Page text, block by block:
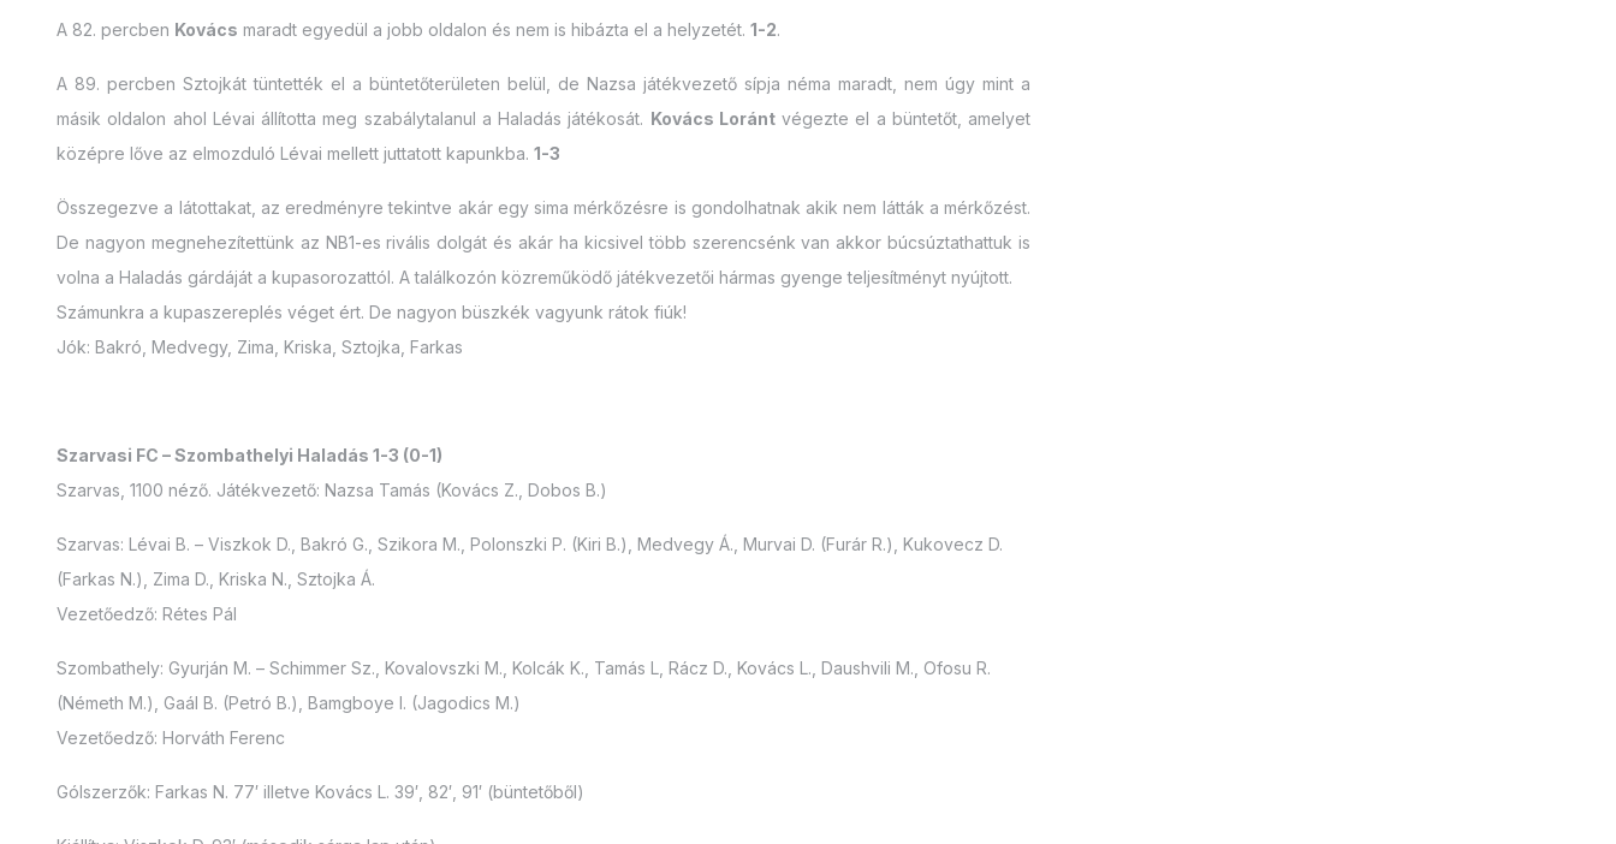
A 82. percben Kovács maradt egyedül a jobb oldalon és nem is hibázta el a helyzetét. 1-2.
A 89. percben Sztojkát tüntették el a büntetőterületen belül, de Nazsa játékvezető sípja néma maradt, nem úgy mint a
másik oldalon ahol Lévai állította meg szabálytalanul a Haladás játékosát. Kovács Lorántvégezte el a büntetőt, amelyet
középre lőve az elmozduló Lévai mellett juttatott kapunkba. 1-3
Összegezve a látottakat, az eredményre tekintve akár egy sima mérkőzésre is gondolhatnak akik nem látták a mérkőzést.
De nagyon megnehezítettünk az NB1-es rivális dolgát és akár ha kicsivel több szerencsénk van akkor búcsúztathattuk is
volna a Haladás gárdáját a kupasorozattól. A találkozón közreműködő játékvezetői hármas gyenge teljesítményt nyújtott.
Számunkra a kupaszereplés véget ért. De nagyon büszkék vagyunk rátok fiúk!
Jók: Bakró, Medvegy, Zima, Kriska, Sztojka, Farkas
Szarvasi FC – Szombathelyi Haladás 1-3 (0-1)
Szarvas, 1100 néző. Játékvezető: Nazsa Tamás (Kovács Z., Dobos B.)
Szarvas: Lévai B. – Viszkok D., Bakró G., Szikora M., Polonszki P. (Kiri B.), Medvegy Á., Murvai D. (Furár R.), Kukovecz D.
(Farkas N.), Zima D., Kriska N., Sztojka Á.
Vezetőedző: Rétes Pál
Szombathely: Gyurján M. – Schimmer Sz., Kovalovszki M., Kolcák K., Tamás L, Rácz D., Kovács L., Daushvili M., Ofosu R.
(Németh M.), Gaál B. (Petró B.), Bamgboye I. (Jagodics M.)
Vezetőedző: Horváth Ferenc
Gólszerzők: Farkas N. 77′ illetve Kovács L. 39′, 82′, 91′ (büntetőből)